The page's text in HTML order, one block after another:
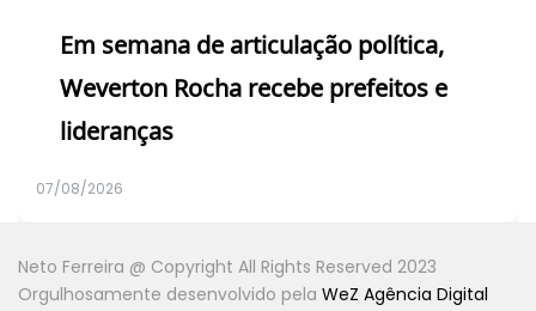
Em semana de articulação política,
Weverton Rocha recebe prefeitos e
lideranças
07/08/2026
Neto Ferreira @ Copyright All Rights Reserved 2023
Orgulhosamente desenvolvido pela WeZ Agência Digital